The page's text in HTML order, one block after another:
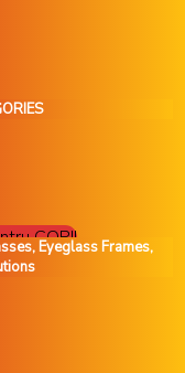
COPII
Eyeglass Frames,